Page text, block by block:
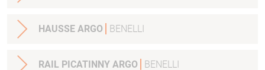
HAUSSE ARGO BENELLI
RAIL PICATINNY ARGO BENELLI